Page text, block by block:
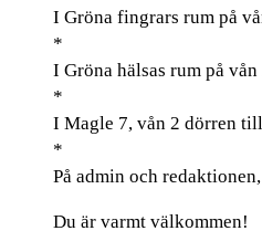
I Gröna fingrars rum på
*
I Gröna hälsas rum på
*
I Magle 7, vån 2 dörren
*
På admin och
Du är varmt välkommen!